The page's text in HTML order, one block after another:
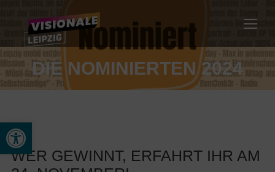
Werkzeugleiste öffnen
DIE NOMINIERTEN 2024
WER GEWINNT, ERFAHRT IHR AM